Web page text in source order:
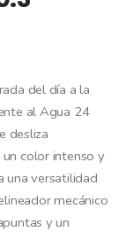
del día a la
al Agua 24
desliza
color intenso y
una versatilidad
mecánico
y un